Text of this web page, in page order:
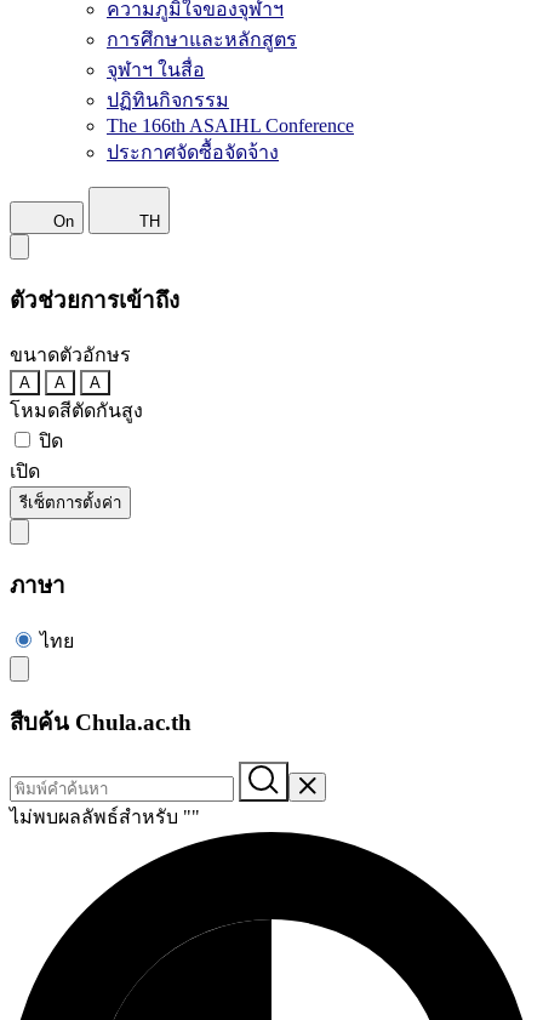
ความภูมิใจของจุฬาฯ
การศึกษาและหลักสูตร
จุฬาฯ ในสื่อ
ปฏิทินกิจกรรม
The 166th ASAIHL Conference
ประกาศจัดซื้อจัดจ้าง
On TH
ตัวช่วยการเข้าถึง
ขนาดตัวอักษร
A A A
โหมดสีตัดกันสูง
ปิด
เปิด
รีเซ็ตการตั้งค่า
ภาษา
ไทย
สืบค้น Chula.ac.th
ไม่พบผลลัพธ์สำหรับ ""